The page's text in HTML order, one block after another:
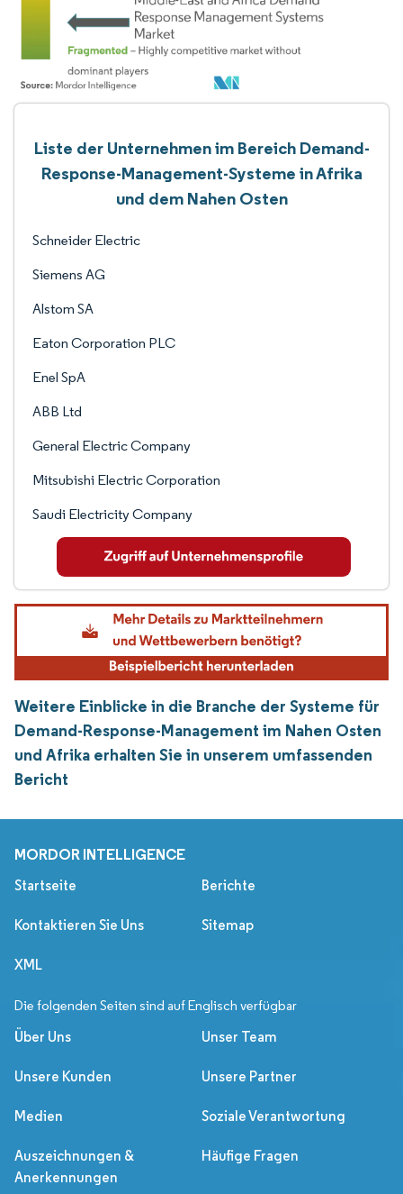
Liste der Unternehmen im Bereich Demand-
Response-Management-Systeme in Afrika
und dem Nahen Osten
Schneider Electric
Siemens AG
Alstom SA
Eaton Corporation PLC
Enel SpA
ABB Ltd
General Electric Company
Mitsubishi Electric Corporation
Saudi Electricity Company
Weitere Einblicke in die Branche der Systeme für
Demand-Response-Management im Nahen Osten
und Afrika erhalten Sie in unserem umfassenden
Bericht
MORDOR INTELLIGENCE
Startseite Berichte
Kontaktieren Sie Uns Sitemap
XML
Die folgenden Seiten sind auf Englisch verfügbar
Über Uns Unser Team
Unsere Kunden Unsere Partner
Medien Soziale Verantwortung
Auszeichnungen &
Anerkennungen
Häufige Fragen